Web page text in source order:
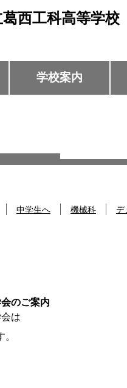
葛西工科高等学
学校案内
中学生へ 機械科 デ
のご案内
は